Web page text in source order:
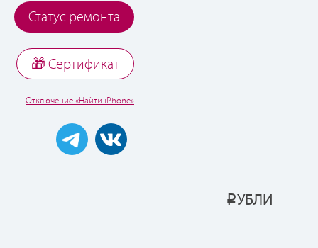
Статус ремонта
🎁 Cертификат
Отключение «Найти iPhone»
РУБЛИ